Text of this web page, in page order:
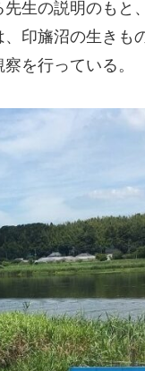
生の説明のも
印旛沼の生きも
を行っている。